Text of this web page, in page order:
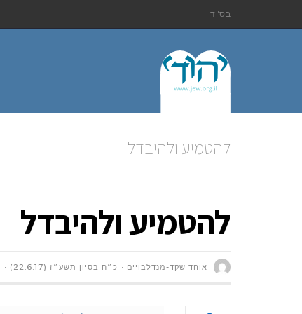
בס"ד
להטמיע ולהיבדל
להטמיע ולהיבדל
אוהד שקד-מנדלבויים כ״ח בסיון תשע״ז (22.6.17)